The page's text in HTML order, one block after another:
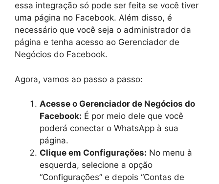
essa integração só pode ser feita se você tiver
uma página no Facebook. Além disso, é
necessário que você seja o administrador da
página e tenha acesso ao Gerenciador de
Negócios do Facebook.
Agora, vamos ao passo a passo:
Acesse o Gerenciador de Negócios do
Facebook: É por meio dele que você
poderá conectar o WhatsApp à sua
página.
Clique em Configurações: No menu à
esquerda, selecione a opção
“Configurações” e depois “Contas de